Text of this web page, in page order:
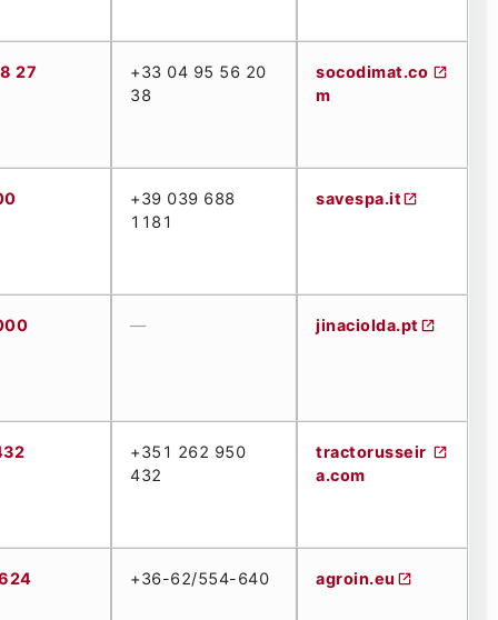
27
+33 04 95 56 20
38
socodimat.co
m
+39 039 688
1181
savespa.it
— jinaciolda.pt
+351 262 950
432
tractorusseir
a.com
+36-62/554-640 agroin.eu